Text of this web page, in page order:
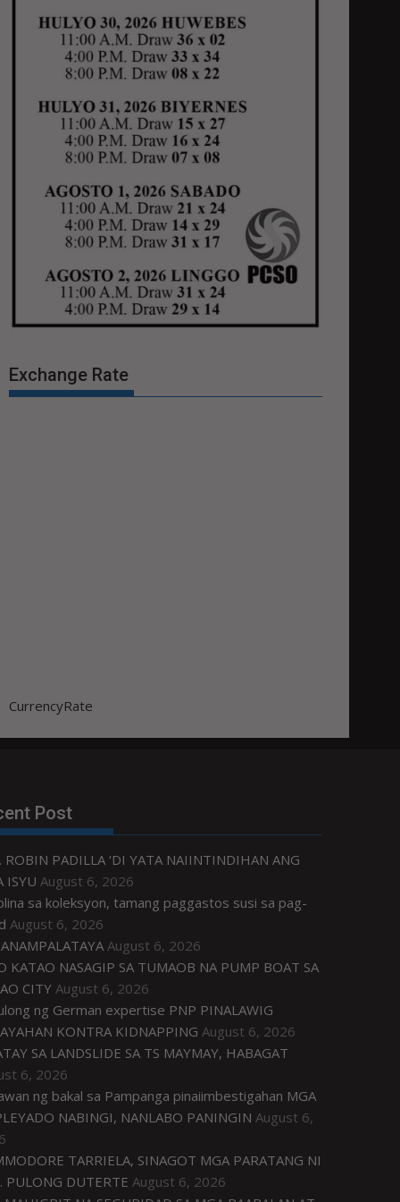
Exchange Rate
CurrencyRate
Post
ROBIN PADILLA ‘DI YATA NAIINTINDIHAN ANG
ISYU August 6, 2026
sa koleksyon, tamang paggastos susi sa pag-
August 6, 2026
August 6, 2026
KATAO NASAGIP SA TUMAOB NA PUMP BOAT SA
CITY August 6, 2026
ng German expertise PNP PINALAWIG
KONTRA KIDNAPPING August 6, 2026
SA LANDSLIDE SA TS MAYMAY, HABAGAT
6, 2026
ng bakal sa Pampanga pinaiimbestigahan MGA
NABINGI, NANLABO PANINGIN August 6,
TARRIELA, SINAGOT MGA PARATANG NI
PULONG DUTERTE August 6, 2026